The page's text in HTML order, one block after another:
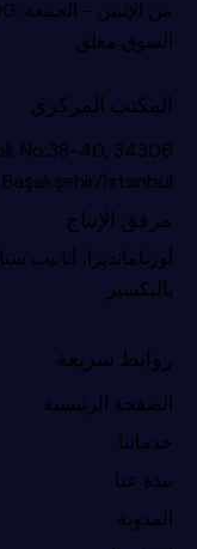
من الإثنين - الجمعة: 09:00 - 18:00 السبت: 09:00-12:00
السوق مغلق
المكتب المركزي
No:38-40, 34306
Başakşehir/İstanbul
مرفق الإنتاج
باليكسير
روابط سريعة
الصفحة الرئيسية
خدماتنا
نبذة عنا
المدونة